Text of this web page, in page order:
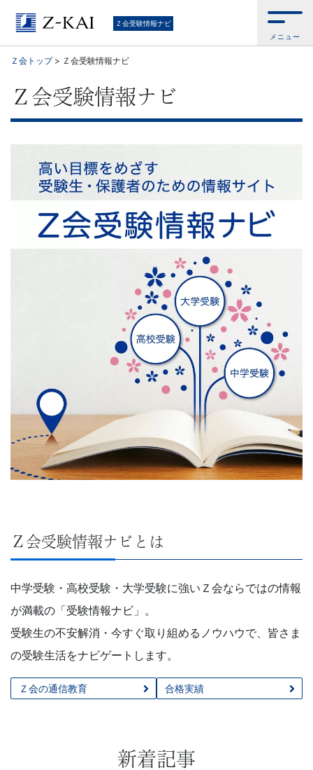
中
学
受
験・
験・
に
強
い
会
な
ら
で
は
Ｚ会受験情報ナビ
メニュー
Ｚ会トップ> Ｚ会受験情報ナビ
Ｚ会受験情報ナビ
Ｚ会受験情報ナビとは
中学受験・高校受験・大学受験に強いＺ会ならではの情報
が満載の「受験情報ナビ」。
受験生の不安解消・今すぐ取り組めるノウハウで、皆さま
の受験生活をナビゲートします。
Ｚ会の通信教育 合格実績
新着記事